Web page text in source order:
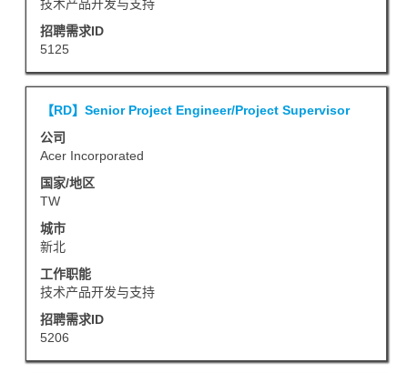
细
信
息。
技术产品开发与支持
招聘需求ID
5125
择
以
查
看
位
信
息
的
完
整
内
容。
职
务
【RD】Senior Project Engineer/Project Supervisor
公司
Acer Incorporated
国家/地区
TW
城市
新北
工作职能
技术产品开发与支持
招聘需求ID
5206
使
用
空
格
键
进
行
选
择
以
查
看